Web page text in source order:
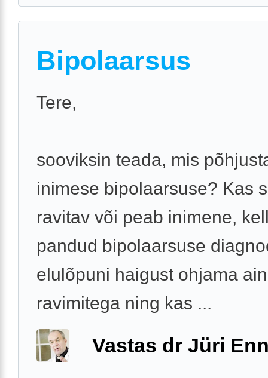
Bipolaarsus
Tere,
sooviksin teada, mis
inimese bipolaarsuse? Kas
ravitav või peab inimene,
pandud bipolaarsuse
elulõpuni haigust ohjama
ravimitega ning kas ...
Vastas dr Jüri